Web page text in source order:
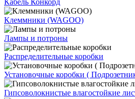
Кабель Конкорд
Клеммники (WAGOО)
Лампы и потроны
Распределительные коробки
Установочные коробки (
Гипсоволокнистые влагостойкие